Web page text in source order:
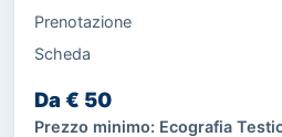
Prenotazione
Scheda
Da € 50
Prezzo minimo: Ecografia